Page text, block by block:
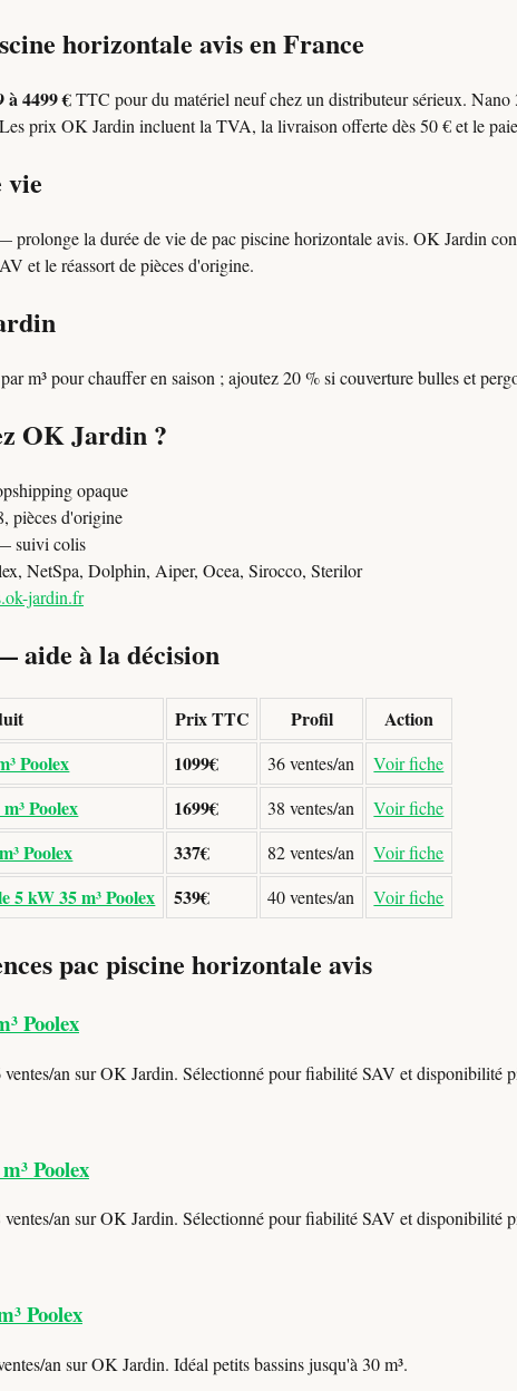
horizontale avis en France
à 4499 €TTC pour du matériel neuf chez un distributeur sérieux.
prix OK Jardin incluent la TVA, la livraison offerte dès 50 € et le
vie
prolonge la durée de vie de pac piscine horizontale avis. OK Jardin
et le réassort de pièces d'origine.
m³ pour chauffer en saison ; ajoutez 20 % si couverture bulles et
OK Jardin ?
opaque
pièces d'origine
suivi colis
NetSpa, Dolphin, Aiper, Ocea, Sirocco, Sterilor
jardin.fr
aide à la décision
Prix TTC Profil
Action
Poolex
1099€ 36 ventes/an Voir fiche
Poolex 1699€ 38 ventes/an Voir fiche
Poolex 337€ 82 ventes/an Voir fiche
5 kW 35 m³ Poolex 539€ 40 ventes/an Voir fiche
pac piscine horizontale avis
Poolex
an sur OK Jardin. Sélectionné pour fiabilité SAV et disponibilité
Poolex
an sur OK Jardin. Sélectionné pour fiabilité SAV et disponibilité
Poolex
an sur OK Jardin. Idéal petits bassins jusqu'à 30 m³.